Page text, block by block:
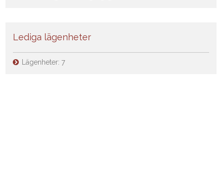
Lediga lägenheter
Lägenheter:7